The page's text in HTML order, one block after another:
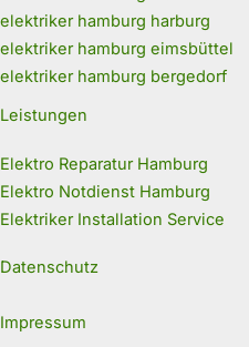
elektriker hamburg harburg
elektriker hamburg eimsbüttel
elektriker hamburg bergedorf
Leistungen
Elektro Reparatur Hamburg
Elektro Notdienst Hamburg
Elektriker Installation Service
Datenschutz
Impressum